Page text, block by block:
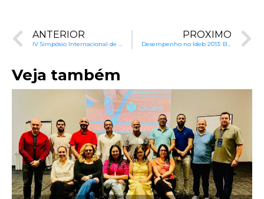
ANTERIOR PRÓXIMO
Veja também